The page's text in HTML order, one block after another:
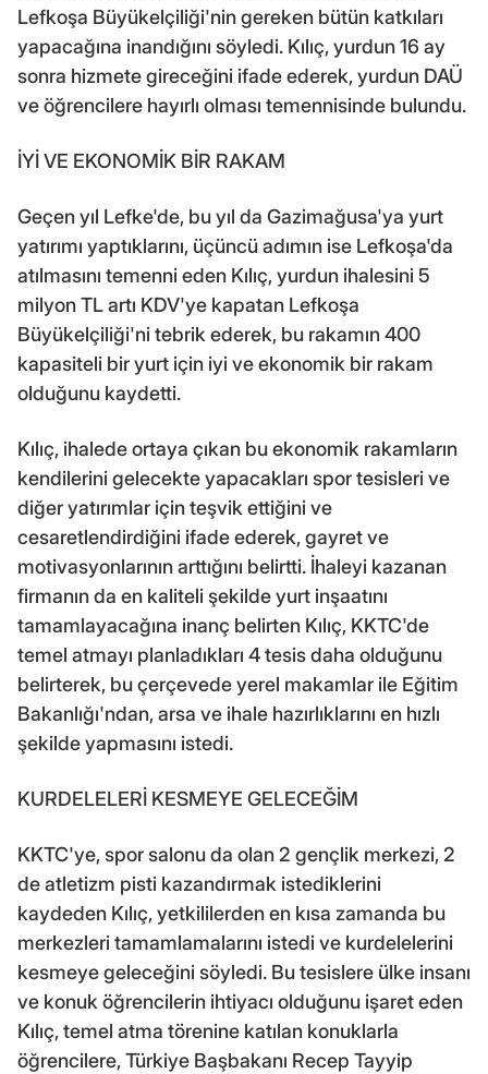
Lefkoşa Büyükelçiliği'nin gereken bütün katkıları
yapacağına inandığını söyledi. Kılıç, yurdun 16 ay
sonra hizmete gireceğini ifade ederek, yurdun DAÜ
ve öğrencilere hayırlı olması temennisinde bulundu.
İYİ VE EKONOMİK BİR RAKAM
Geçen yıl Lefke'de, bu yıl da Gazimağusa'ya yurt
yatırımı yaptıklarını, üçüncü adımın ise Lefkoşa'da
atılmasını temenni eden Kılıç, yurdun ihalesini 5
milyon TL artı KDV'ye kapatan Lefkoşa
Büyükelçiliği'ni tebrik ederek, bu rakamın 400
kapasiteli bir yurt için iyi ve ekonomik bir rakam
olduğunu kaydetti.
Kılıç, ihalede ortaya çıkan bu ekonomik rakamların
kendilerini gelecekte yapacakları spor tesisleri ve
diğer yatırımlar için teşvik ettiğini ve
cesaretlendirdiğini ifade ederek, gayret ve
motivasyonlarının arttığını belirtti. İhaleyi kazanan
firmanın da en kaliteli şekilde yurt inşaatını
tamamlayacağına inanç belirten Kılıç, KKTC'de
temel atmayı planladıkları 4 tesis daha olduğunu
belirterek, bu çerçevede yerel makamlar ile Eğitim
Bakanlığı'ndan, arsa ve ihale hazırlıklarını en hızlı
şekilde yapmasını istedi.
KURDELELERİ KESMEYE GELECEĞİM
KKTC'ye, spor salonu da olan 2 gençlik merkezi, 2
de atletizm pisti kazandırmak istediklerini
kaydeden Kılıç, yetkililerden en kısa zamanda bu
merkezleri tamamlamalarını istedi ve kurdelelerini
kesmeye geleceğini söyledi. Bu tesislere ülke insanı
ve konuk öğrencilerin ihtiyacı olduğunu işaret eden
Kılıç, temel atma törenine katılan konuklarla
öğrencilere, Türkiye Başbakanı Recep Tayyip